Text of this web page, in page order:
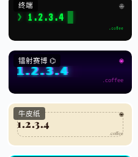
🌐
1.2.3.4
.coffee
终端
🌐
1.2.3.4
.coffee
镭射赛博 ⌬
🌐
1.2.3.4
.coffee
牛皮纸